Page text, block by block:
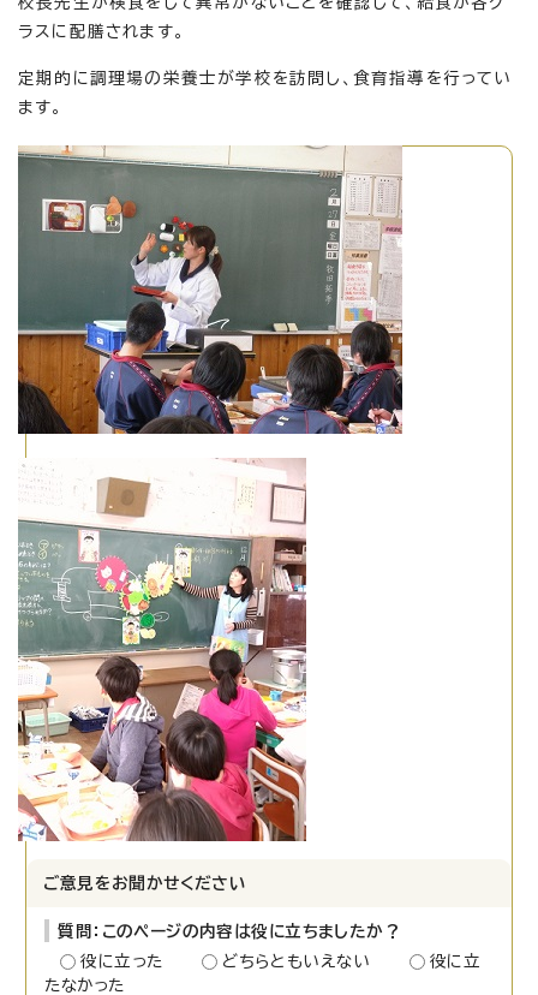
ラスに配膳されます。
定期的に調理場の栄養士が学校を訪問し、食育指導を行ってい
ます。
ご意見をお聞かせください
質問：このページの内容は役に立ちましたか？
役に立った
どちらともいえない
役に立
たなかった